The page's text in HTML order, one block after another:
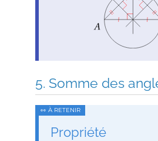
Somme des
Propriété